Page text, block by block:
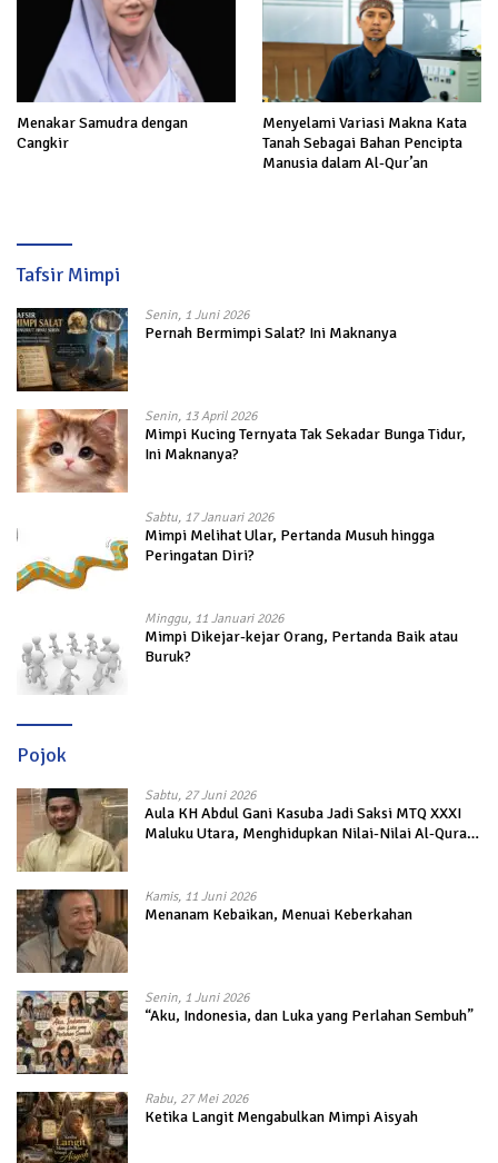
Menakar Samudra dengan
Cangkir
Menyelami Variasi Makna Kata
Tanah Sebagai Bahan Pencipta
Manusia dalam Al-Qur’an
Tafsir Mimpi
Senin, 1 Juni 2026
Pernah Bermimpi Salat? Ini Maknanya
Senin, 13 April 2026
Mimpi Kucing Ternyata Tak Sekadar Bunga Tidur,
Ini Maknanya?
Sabtu, 17 Januari 2026
Mimpi Melihat Ular, Pertanda Musuh hingga
Peringatan Diri?
Minggu, 11 Januari 2026
Mimpi Dikejar-kejar Orang, Pertanda Baik atau
Buruk?
Pojok
Sabtu, 27 Juni 2026
Aula KH Abdul Gani Kasuba Jadi Saksi MTQ XXXI
Maluku Utara, Menghidupkan Nilai-Nilai Al-Quran
Kamis, 11 Juni 2026
Menanam Kebaikan, Menuai Keberkahan
Senin, 1 Juni 2026
“Aku, Indonesia, dan Luka yang Perlahan Sembuh”
Rabu, 27 Mei 2026
Ketika Langit Mengabulkan Mimpi Aisyah